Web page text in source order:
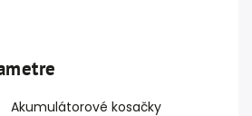
Akumulátorové kosačky